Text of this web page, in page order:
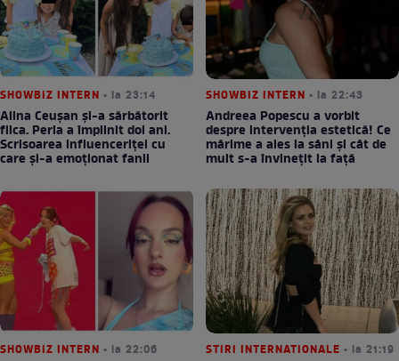
SHOWBIZ INTERN • la 23:14
Alina Ceușan și-a sărbătorit
fiica. Perla a împlinit doi ani.
Scrisoarea influenceriței cu
care și-a emoționat fanii
SHOWBIZ INTERN • la 22:43
Andreea Popescu a vorbit
despre intervenția estetică! Ce
mărime a ales la sâni și cât de
mult s-a învinețit la față
SHOWBIZ INTERN • la 22:06 STIRI INTERNATIONALE • la 21:19